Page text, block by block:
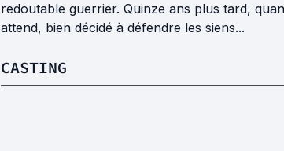
redoutable guerrier. Quinze ans plus tard,
attend, bien décidé à défendre les siens...
CASTING